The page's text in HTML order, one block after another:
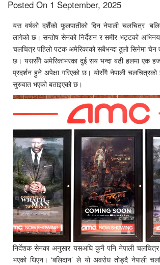
Posted On 1 September, 2025
यस वर्षको दशैँको फूलपातीको दिन नेपाली चलचित्र
लागेको छ। सन्तोष सेनको निर्देशन र समीर भट्टको अभिनय
चलचित्र पहिलो पटक अमेरिकाको सबैभन्दा ठूलो सिनेमा चेन
छ। यससँगै अमेरिकाभरका दुई सय भन्दा बढी हलमा एक
प्रदर्शन हुने अपेक्षा गरिएको छ। योसँगै नेपाली चलचित्रको
सुरुवात भएको बताइएको छ।
निर्देशक सेनका अनुसार यसअघि कुनै पनि नेपाली चलचित्र
भएको थिएन। ‘बलिदान’ ले यो अवरोध तोड्दै नेपाली